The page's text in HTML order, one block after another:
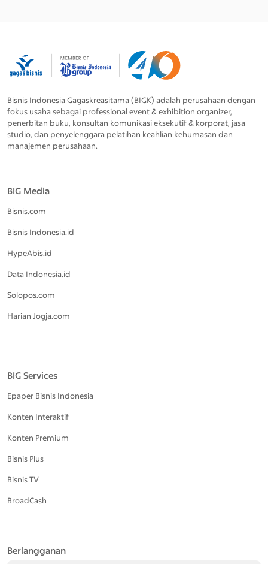
Bisnis Indonesia Gagaskreasitama (BIGK) adalah perusahaan dengan
fokus usaha sebagai professional event & exhibition organizer,
penerbitan buku, konsultan komunikasi eksekutif & korporat, jasa
studio, dan penyelenggara pelatihan keahlian kehumasan dan
manajemen perusahaan.
BIG Media
Bisnis.com
Bisnis Indonesia.id
HypeAbis.id
Data Indonesia.id
Solopos.com
Harian Jogja.com
BIG Services
Epaper Bisnis Indonesia
Konten Interaktif
Konten Premium
Bisnis Plus
Bisnis TV
BroadCash
Berlangganan